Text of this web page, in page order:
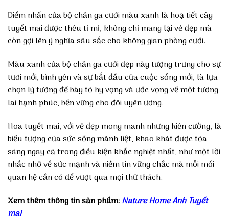
Điểm nhấn của bộ chăn ga cưới màu xanh là hoạ tiết cây
tuyết mai được thêu tỉ mỉ, không chỉ mang lại vẻ đẹp mà
còn gợi lên ý nghĩa sâu sắc cho không gian phòng cưới.
Màu xanh của bộ chăn ga cưới đẹp này tượng trưng cho sự
tươi mới, bình yên và sự bắt đầu của cuộc sống mới, là lựa
chọn lý tưởng để bày tỏ hy vọng và ước vọng về một tương
lai hạnh phúc, bền vững cho đôi uyên ương.
Hoa tuyết mai, với vẻ đẹp mong manh nhưng kiên cường, là
biểu tượng của sức sống mãnh liệt, khao khát được tỏa
sáng ngay cả trong điều kiện khắc nghiệt nhất, như một lời
nhắc nhở về sức mạnh và niềm tin vững chắc mà mỗi mối
quan hệ cần có để vượt qua mọi thử thách.
Xem thêm thông tin sản phẩm:Nature Home Anh Tuyết
mai